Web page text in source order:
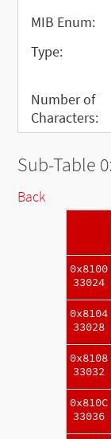
MIB Enum:
Type:
Number of
Characters:
Sub-Table
Back
0x8100
33024
0x8104
33028
0x8108
33032
0x810C
33036